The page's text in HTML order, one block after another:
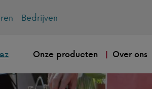
Bedrijven
Onze producten Over ons